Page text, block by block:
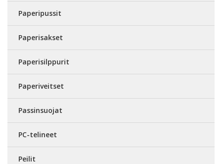
Paperipussit
Paperisakset
Paperisilppurit
Paperiveitset
Passinsuojat
PC-telineet
Peilit